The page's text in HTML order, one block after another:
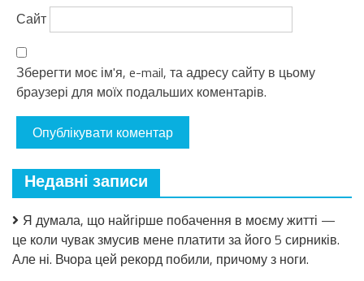
Сайт
Зберегти моє ім'я, e-mail, та адресу сайту в цьому
браузері для моїх подальших коментарів.
Недавні записи
Я думала, що найгірше побачення в моєму житті —
це коли чувак змусив мене платити за його 5 сирників.
Але ні. Вчора цей рекорд побили, причому з ноги.